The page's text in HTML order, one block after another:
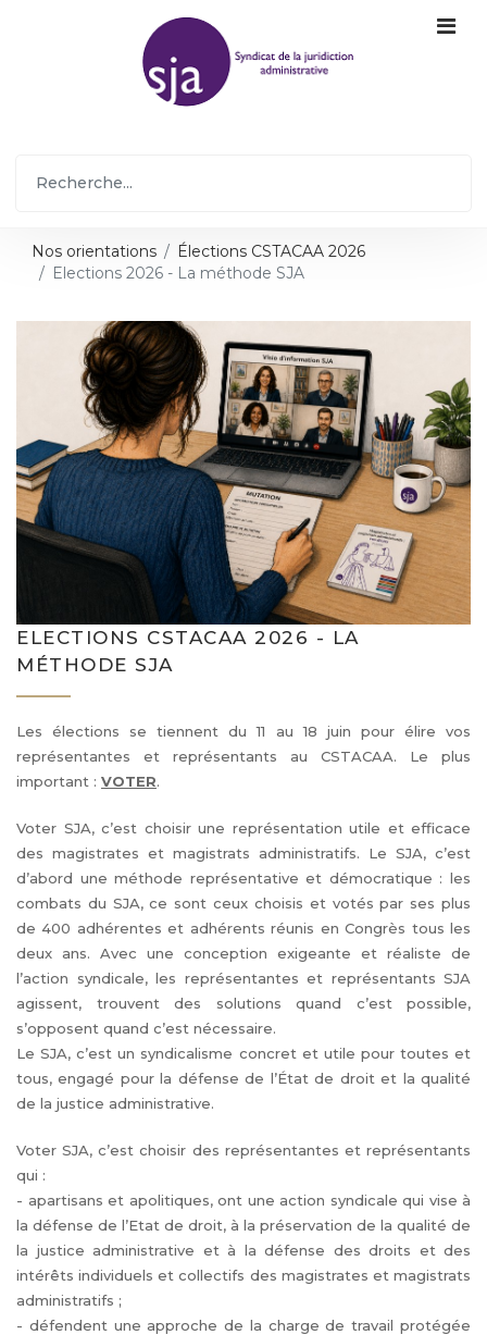
Nos orientations
Élections CSTACAA 2026
Elections 2026 - La méthode SJA
ELECTIONS CSTACAA 2026 - LA
MÉTHODE SJA
Les élections se tiennent du 11 au 18 juin pour élire vos
représentantes et représentants au CSTACAA. Le plus
important : VOTER.
Voter SJA, c’est choisir une représentation utile et efficace
des magistrates et magistrats administratifs. Le SJA, c’est
d’abord une méthode représentative et démocratique : les
combats du SJA, ce sont ceux choisis et votés par ses plus
de 400 adhérentes et adhérents réunis en Congrès tous les
deux ans. Avec une conception exigeante et réaliste de
l’action syndicale, les représentantes et représentants SJA
agissent, trouvent des solutions quand c’est possible,
s’opposent quand c’est nécessaire.
Le SJA, c’est un syndicalisme concret et utile pour toutes et
tous, engagé pour la défense de l’État de droit et la qualité
de la justice administrative.
Voter SJA, c’est choisir des représentantes et représentants
qui :
- apartisans et apolitiques, ont une action syndicale qui vise à
la défense de l’Etat de droit, à la préservation de la qualité de
la justice administrative et à la défense des droits et des
intérêts individuels et collectifs des magistrates et magistrats
administratifs ;
- défendent une approche de la charge de travail protégée